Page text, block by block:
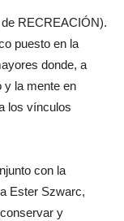
RECREACIÓN).
puesto en la
donde, a
y la mente en
los vínculos
con la
Ester Szwarc,
y